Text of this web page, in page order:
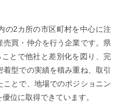
の2カ所の市区町村を中心に注
買・仲介を行う企業です。県
とで他社と差別化を図り、完
型での実績を積み重ね、取引
とで、地場でのポジショニン
位に取得できています。